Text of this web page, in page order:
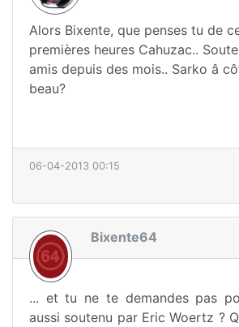
Alors Bixente, que penses tu de
premières heures Cahuzac..
amis depuis des mois.. Sarko â
beau?
06-04-2013 00:15
Bixente64
... et tu ne te demandes pas
aussi soutenu par Eric Woertz ?